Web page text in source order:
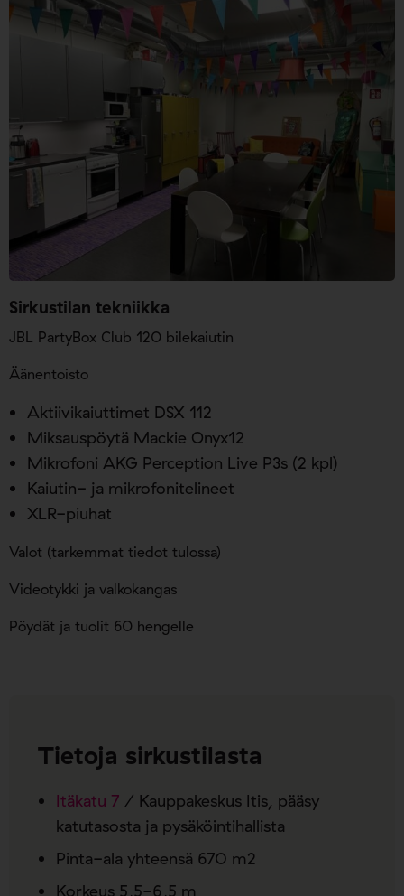
Sirkustilan tekniikka
JBL PartyBox Club 120 bilekaiutin
Äänentoisto
Aktiivikaiuttimet DSX 112
Miksauspöytä Mackie Onyx12
Mikrofoni AKG Perception Live P3s (2 kpl)
Kaiutin- ja mikrofonitelineet
XLR-piuhat
Valot (tarkemmat tiedot tulossa)
Videotykki ja valkokangas
Pöydät ja tuolit 60 hengelle
Tietoja sirkustilasta
Itäkatu 7 / Kauppakeskus Itis, pääsy
katutasosta ja pysäköintihallista
Pinta-ala yhteensä 670 m2
Korkeus 5,5-6,5 m